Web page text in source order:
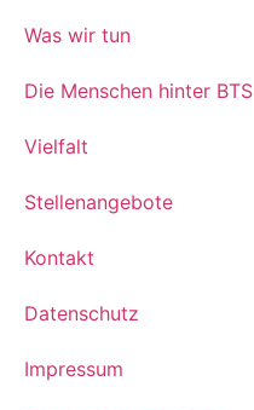
Was wir tun
Die Menschen hinter BTS
Vielfalt
Stellenangebote
Kontakt
Datenschutz
Impressum